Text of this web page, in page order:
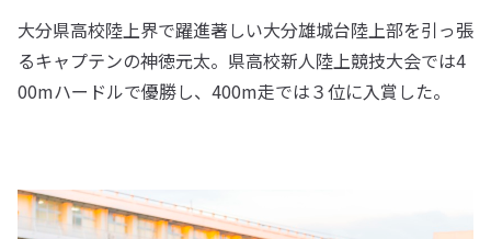
大分県高校陸上界で躍進著しい大分雄城台陸上部を引っ張
るキャプテンの神徳元太。県高校新人陸上競技大会では4
00mハードルで優勝し、400m走では３位に入賞した。